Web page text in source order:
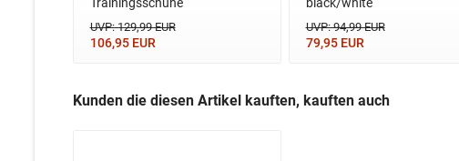
UVP: 129,99 EUR
106,95 EUR
UVP: 94,99 EUR
79,95 EUR
Kunden die diesen Artikel kauften, kauften auch